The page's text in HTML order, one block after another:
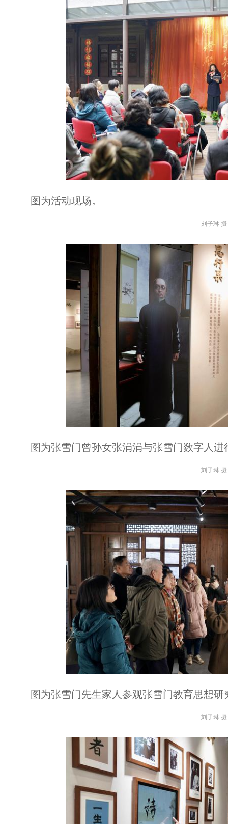
图为活动现场。
刘子琳 摄
图为张雪门曾孙女张涓涓与张雪门数字人进
刘子琳 摄
图为张雪门先生家人参观张雪门教育思想研
刘子琳 摄